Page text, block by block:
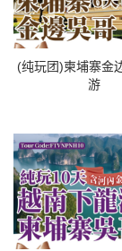
(纯玩团)柬埔寨金
游